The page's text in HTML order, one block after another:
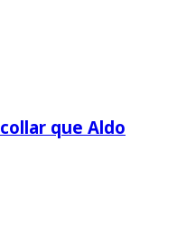
que Aldo